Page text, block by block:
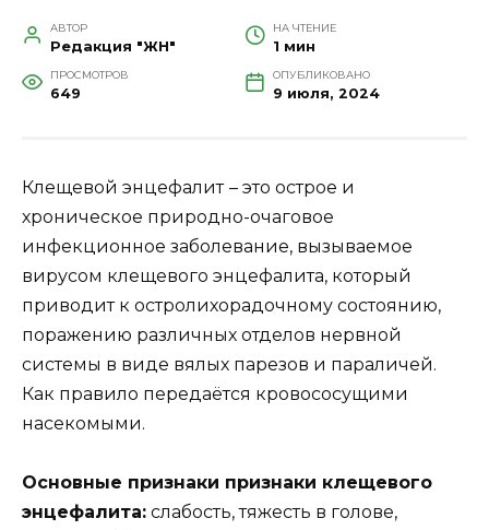
АВТОР
Редакция "ЖН"
НА ЧТЕНИЕ
1 мин
ПРОСМОТРОВ
649
ОПУБЛИКОВАНО
9 июля, 2024
Клещевой энцефалит – это острое и
хроническое природно-очаговое
инфекционное заболевание, вызываемое
вирусом клещевого энцефалита, который
приводит к остролихорадочному состоянию,
поражению различных отделов нервной
системы в виде вялых парезов и параличей.
Как правило передаётся кровососущими
насекомыми.
Основные признаки признаки клещевого
энцефалита: слабость, тяжесть в голове,